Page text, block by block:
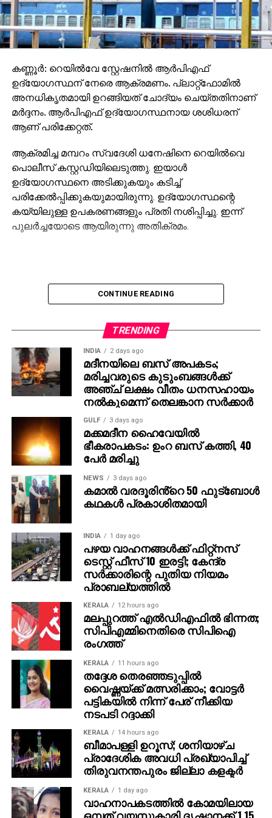
കണ്ണൂര്‍: റെയില്‍വേ സ്റ്റേഷനില്‍ ആര്‍പിഎഫ്
ഉദ്യോഗസ്ഥന് നേരെ ആക്രമണം. പ്ലാറ്റ്‌ഫോമില്‍
അനധികൃതമായി ഉറങ്ങിയത് ചോദ്യം ചെയ്തതിനാണ്
മര്‍ദ്ദനം. ആര്‍പിഎഫ് ഉദ്യോഗസ്ഥനായ ശശിധരന്
ആണ് പരിക്കേറ്റത്.
ആക്രമിച്ച മമ്പറം സ്വദേശി ധനേഷിനെ റെയില്‍വെ
പൊലീസ് കസ്റ്റഡിയിലെടുത്തു. ഇയാള്‍
ഉദ്യോഗസ്ഥനെ അടിക്കുകയും കടിച്ച്
പരിക്കേല്‍പ്പിക്കുകയുമായിരുന്നു. ഉദ്യോഗസ്ഥന്റെ
കയ്യിലുള്ള ഉപകരണങ്ങളും പ്രതി നശിപ്പിച്ചു. ഇന്ന്
പുലര്‍ച്ചയോടെ ആയിരുന്നു അതിക്രമം.
CONTINUE READING
TRENDING
INDIA 2 days ago
മദീനയിലെ ബസ് അപകടം;
മരിച്ചവരുടെ കുടുംബങ്ങള്‍ക്ക്
അഞ്ച് ലക്ഷം വീതം ധനസഹായം
നല്‍കുമെന്ന് തെലങ്കാന സര്‍ക്കാര്‍
GULF 3 days ago
മക്കമദീന ഹൈവേയില്‍
ഭീകരാപകടം: ഉംറ ബസ് കത്തി, 40
പേര്‍ മരിച്ചു
NEWS 3 days ago
കമാൽ വരദൂരിൻ്റെ 50 ഫുട്ബോൾ
കഥകൾ പ്രകാശിതമായി
INDIA 1 day ago
പഴയ വാഹനങ്ങള്‍ക്ക് ഫിറ്റ്‌നസ്
ടെസ്റ്റ് ഫീസ് 10 ഇരട്ടി; കേന്ദ്ര
സര്‍ക്കാരിന്റെ പുതിയ നിയമം
പ്രാബല്യത്തില്‍
KERALA 12 hours ago
മലപ്പുറത്ത് എല്‍ഡിഎഫില്‍ ഭിന്നത;
സിപിഎമ്മിനെതിരെ സിപിഐ
രംഗത്ത്
KERALA 11 hours ago
തദ്ദേശ തെരഞ്ഞടുപ്പില്‍
വൈഷ്ണയ്ക്ക് മത്സരിക്കാം; വോട്ടര്‍
പട്ടികയില്‍ നിന്ന് പേര് നീക്കിയ
നടപടി റദ്ദാക്കി
KERALA 14 hours ago
ബീമാപള്ളി ഉറൂസ്; ശനിയാഴ്ച
പ്രാദേശിക അവധി പ്രഖ്യാപിച്ച്
തിരുവനന്തപുരം ജില്ലാ കളക്ടര്‍
KERALA 1 day ago
വാഹനാപകടത്തില്‍ കോമയിലായ
ഒമ്പത് വയസ്സുകാരി ദൃഷാനക്ക് 1.15